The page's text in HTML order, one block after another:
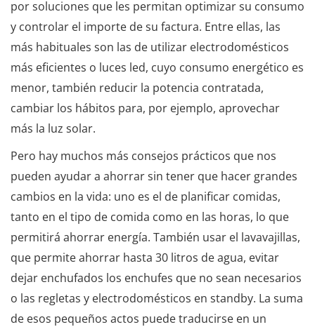
por soluciones que les permitan optimizar su consumo
y controlar el importe de su factura. Entre ellas, las
más habituales son las de utilizar electrodomésticos
más eficientes o luces led, cuyo consumo energético es
menor, también reducir la potencia contratada,
cambiar los hábitos para, por ejemplo, aprovechar
más la luz solar.
Pero hay muchos más consejos prácticos que nos
pueden ayudar a ahorrar sin tener que hacer grandes
cambios en la vida: uno es el de planificar comidas,
tanto en el tipo de comida como en las horas, lo que
permitirá ahorrar energía. También usar el lavavajillas,
que permite ahorrar hasta 30 litros de agua, evitar
dejar enchufados los enchufes que no sean necesarios
o las regletas y electrodomésticos en standby. La suma
de esos pequeños actos puede traducirse en un